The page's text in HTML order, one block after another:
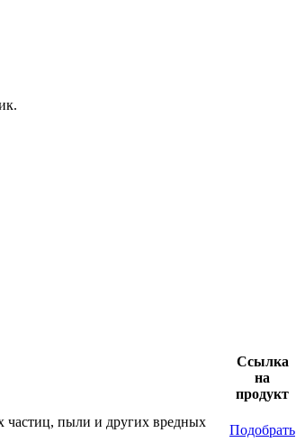
Ссылка
на
продукт
частиц, пыли и других вредных
Подобрать